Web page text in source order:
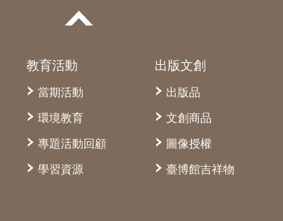
教育活動
當期活動
環境教育
專題活動回顧
學習資源
出版文創
出版品
文創商品
圖像授權
臺博館吉祥物